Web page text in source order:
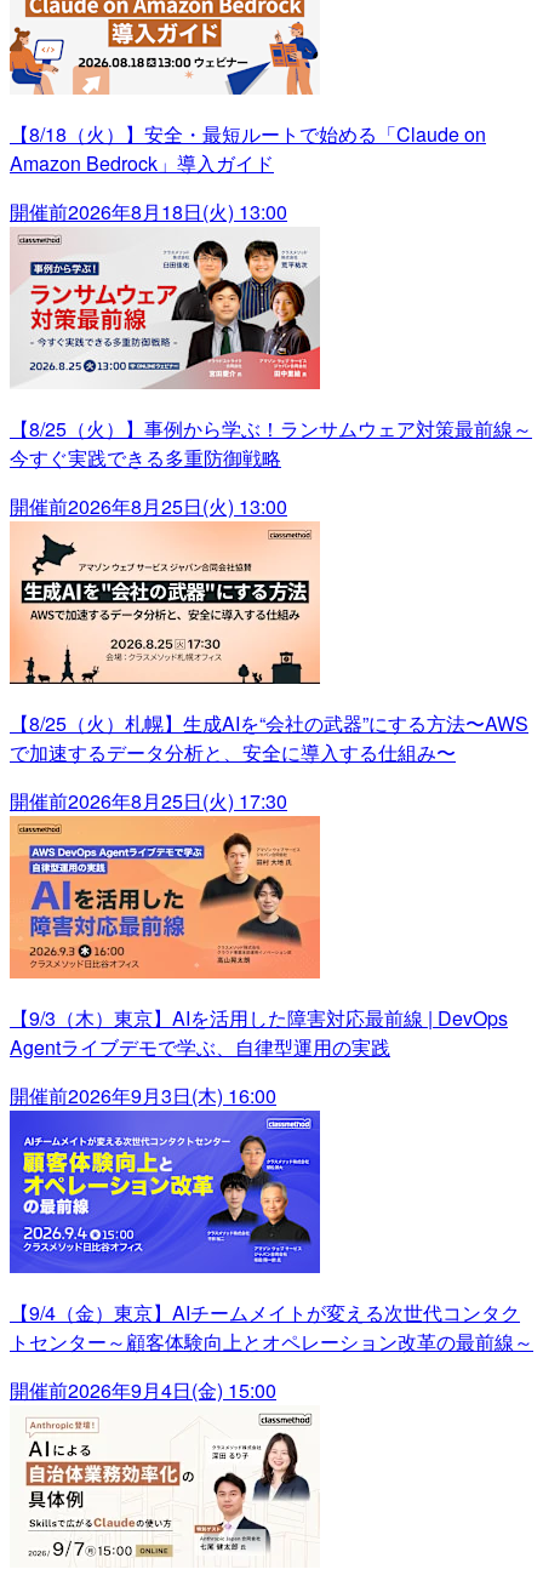
【8/18（火）】安全・最短ルートで始める「Claude on
Amazon Bedrock」導入ガイド
開催前2026年8月18日(火) 13:00
【8/25（火）】事例から学ぶ！ランサムウェア対策最前線～
今すぐ実践できる多重防御戦略
開催前2026年8月25日(火) 13:00
【8/25（火）札幌】生成AIを“会社の武器”にする方法〜AWS
で加速するデータ分析と、安全に導入する仕組み〜
開催前2026年8月25日(火) 17:30
【9/3（木）東京】AIを活用した障害対応最前線 | DevOps
Agentライブデモで学ぶ、自律型運用の実践
開催前2026年9月3日(木) 16:00
【9/4（金）東京】AIチームメイトが変える次世代コンタク
トセンター～顧客体験向上とオペレーション改革の最前線～
開催前2026年9月4日(金) 15:00